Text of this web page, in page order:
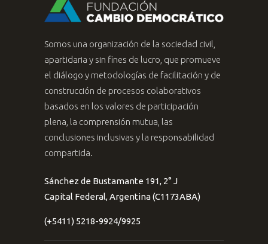
Somos una organización de la sociedad civil,
apartidaria y sin fines de lucro, que promueve
el diálogo y metodologías de facilitación y de
construcción de procesos colaborativos
basados en los valores de participación
plena, la comprensión mutua, las
conclusiones inclusivas y la responsabilidad
compartida.
Sánchez de Bustamante 191, 2° J
Capital Federal, Argentina (C1173ABA)
(+5411) 5218-9924/9925